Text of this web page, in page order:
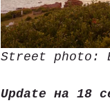
Street photo:
Update на 18